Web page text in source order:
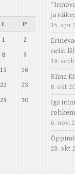
L
P
1
2
8
9
15
16
22
23
29
30
ja
15. apr
neist
19.
Riina
8. okt
Iga
6. nov.
28. okt